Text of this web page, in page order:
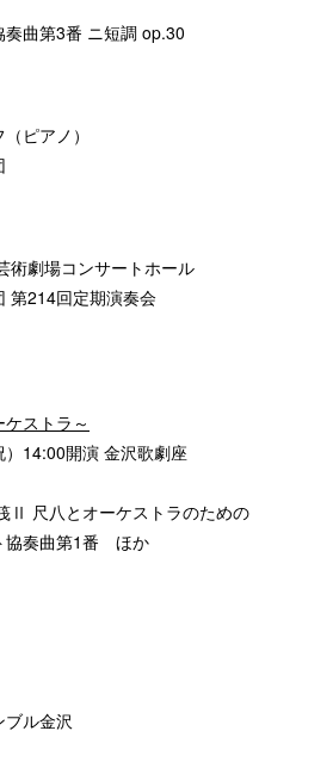
曲第3番 ニ短調 op.30
ピアノ）
術劇場コンサートホール
第214回定期演奏会
ストラ～
14:00開演 金沢歌劇座
Ⅱ 尺八とオーケストラのための
協奏曲第1番 ほか
ル金沢